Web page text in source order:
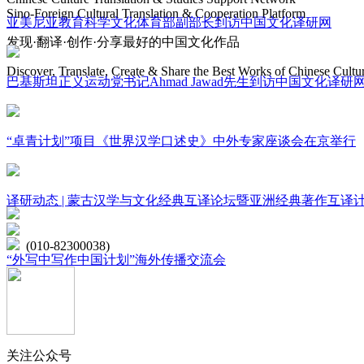
亚美尼亚教育科学文化体育部副部长到访中国文化译研网
巴基斯坦正义运动党书记Ahmad Jawad先生到访中国文化译研网
“卓青计划”项目《世界汉学口述史》中外专家座谈会在京举行
译研动态 | 蒙古汉学与文化经典互译论坛暨亚洲经典著作互译
“外写中写作中国计划”海外传播交流会
Sino-Foreign Cultural Translation & Cooperation Platform
发现·翻译·创作·分享最好的中国文化作品
Discover, Translate, Create & Share the Best Works of Chinese
网站地图
微博
联系我们
(010-82300038)
关注公众号